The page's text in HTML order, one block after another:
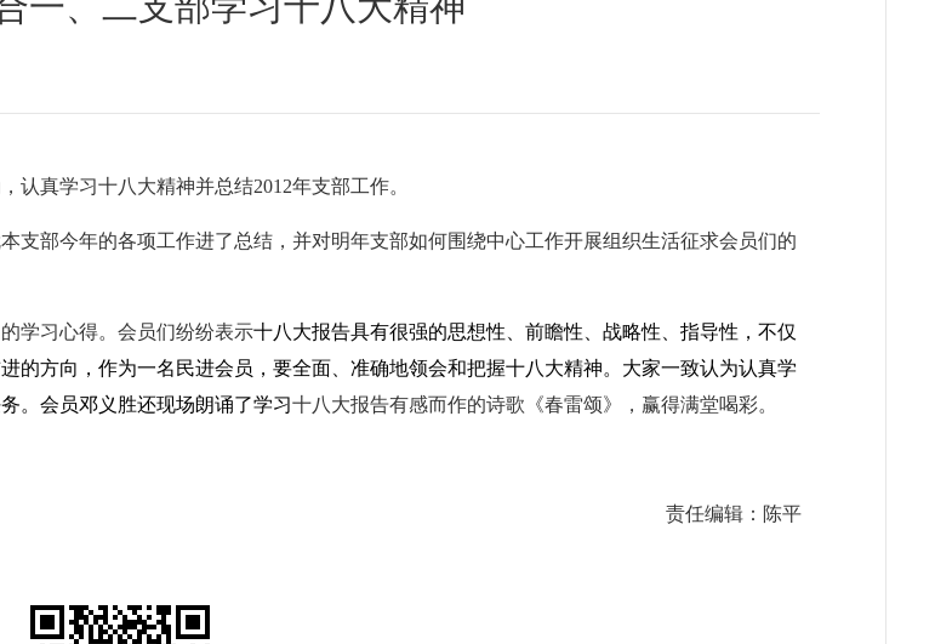
认真学习十八大精神并总结2012年支部工作。
支部今年的各项工作进了总结，并对明年支部如何围绕中心工作开展组织生活征求会员们的
学习心得。会员们纷纷表示十八大报告具有很强的思想性、前瞻性、战略性、指导性，不仅
的方向，作为一名民进会员，要全面、准确地领会和把握十八大精神。大家一致认为认真学
。会员邓义胜还现场朗诵了学习十八大报告有感而作的诗歌《春雷颂》，赢得满堂喝彩。
责任编辑：陈平